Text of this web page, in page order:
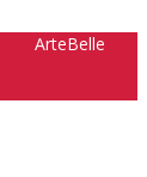
ArteBelle